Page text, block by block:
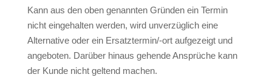
Kann aus den oben genannten Gründen ein Termin
nicht eingehalten werden, wird unverzüglich eine
Alternative oder ein Ersatztermin/-ort aufgezeigt und
angeboten. Darüber hinaus gehende Ansprüche kann
der Kunde nicht geltend machen.